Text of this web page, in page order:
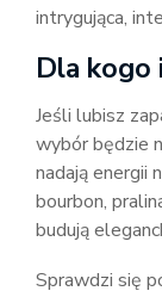
intrygująca,
Dla kogo
Jeśli lubisz
wybór będzie
nadają energii
bourbon,
budują
Sprawdzi się